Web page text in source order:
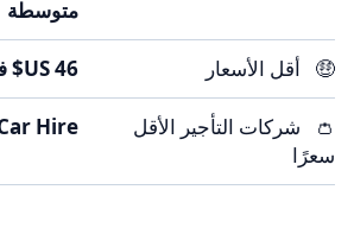
متوسطة
🤑 أقل الأسعار
👛
شركات التأجير الأقل
سعرًا
Hire